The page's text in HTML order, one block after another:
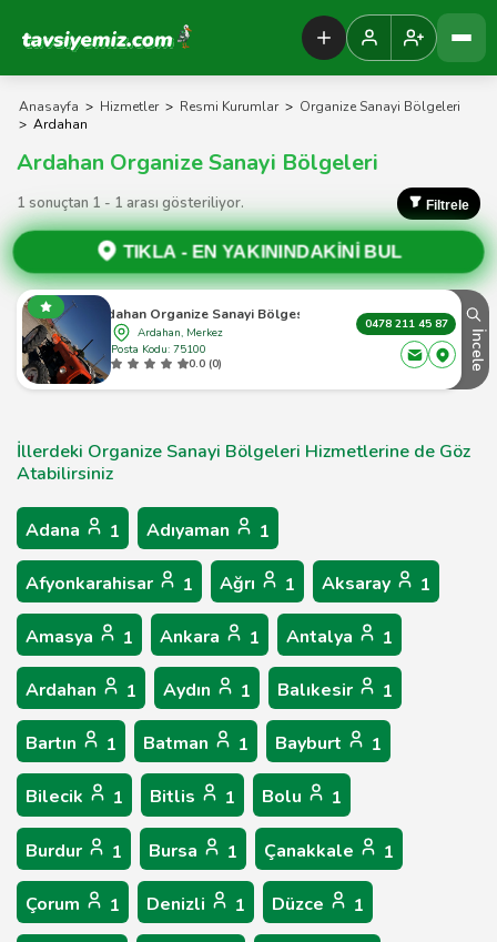
Tavsiyemiz Anasayfa
Anasayfa > Hizmetler > Resmi Kurumlar > Organize Sanayi Bölgeleri
> Ardahan
Ardahan Organize Sanayi Bölgeleri
1 sonuçtan 1 - 1 arası gösteriliyor. Filtrele
TIKLA -EN YAKININDAKİNİ BUL
Ardahan Organize Sanayi Bölgesi
Ardahan, Merkez
Posta Kodu: 75100
0.0 (0)
0478 211 45 87
İncele
İllerdeki Organize Sanayi Bölgeleri Hizmetlerine de Göz
Atabilirsiniz
Adana 1 Adıyaman 1
Afyonkarahisar 1 Ağrı 1 Aksaray 1
Amasya 1 Ankara 1 Antalya 1
Ardahan 1 Aydın 1 Balıkesir 1
Bartın 1 Batman 1 Bayburt 1
Bilecik 1 Bitlis 1 Bolu 1
Burdur 1 Bursa 1 Çanakkale 1
Çorum 1 Denizli 1 Düzce 1